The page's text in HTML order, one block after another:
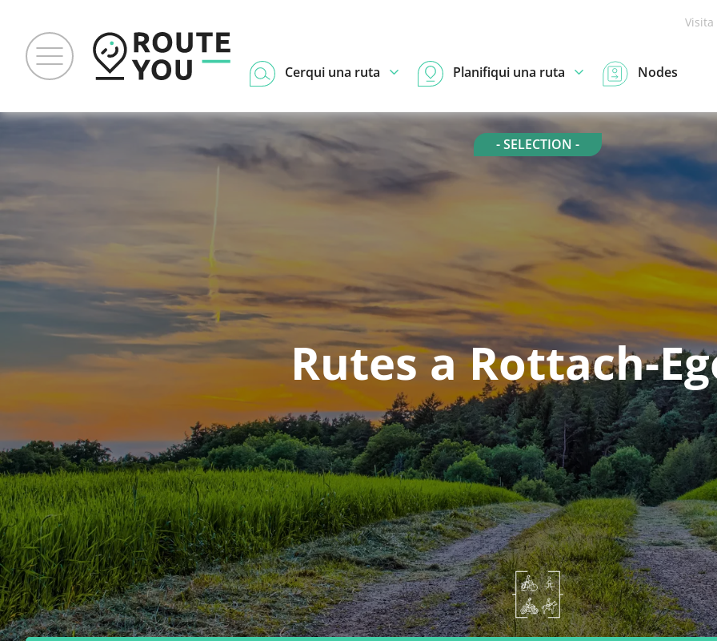
Cerqui una ruta Planifiqui una ruta Nodes
- SELECTION -
Rutes a Rottach-